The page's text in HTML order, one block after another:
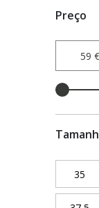
Preço
35